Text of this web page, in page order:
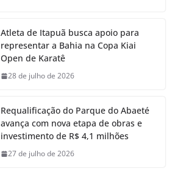
Atleta de Itapuã busca apoio para
representar a Bahia na Copa Kiai
Open de Karatê
28 de julho de 2026
Requalificação do Parque do Abaeté
avança com nova etapa de obras e
investimento de R$ 4,1 milhões
27 de julho de 2026